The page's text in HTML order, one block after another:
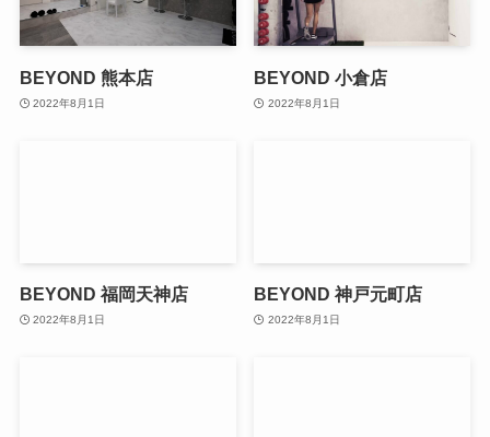
BEYOND 熊本店
2022年8月1日
BEYOND 小倉店
2022年8月1日
BEYOND 福岡天神店
2022年8月1日
BEYOND 神戸元町店
2022年8月1日